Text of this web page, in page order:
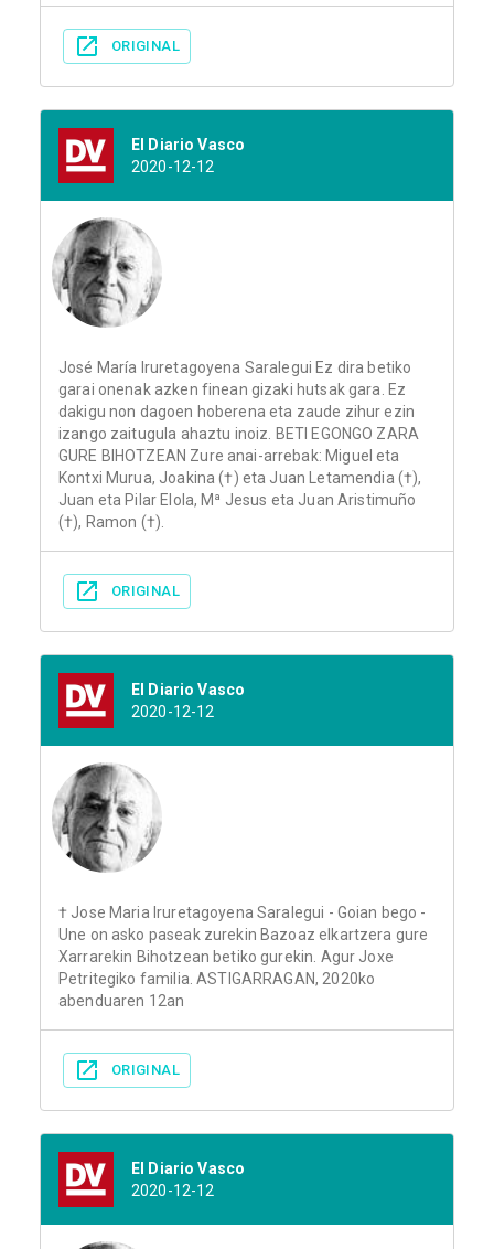
ORIGINAL
El Diario Vasco
2020-12-12
José María Iruretagoyena Saralegui Ez dira betiko
garai onenak azken finean gizaki hutsak gara. Ez
dakigu non dagoen hoberena eta zaude zihur ezin
izango zaitugula ahaztu inoiz. BETI EGONGO ZARA
GURE BIHOTZEAN Zure anai-arrebak: Miguel eta
Kontxi Murua, Joakina (†) eta Juan Letamendia (†),
Juan eta Pilar Elola, Mª Jesus eta Juan Aristimuño
(†), Ramon (†).
ORIGINAL
El Diario Vasco
2020-12-12
† Jose Maria Iruretagoyena Saralegui - Goian bego -
Une on asko paseak zurekin Bazoaz elkartzera gure
Xarrarekin Bihotzean betiko gurekin. Agur Joxe
Petritegiko familia. ASTIGARRAGAN, 2020ko
abenduaren 12an
ORIGINAL
El Diario Vasco
2020-12-12